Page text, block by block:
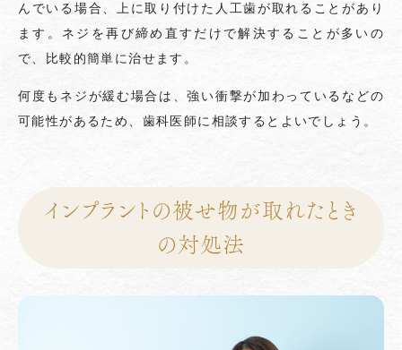
んでいる場合、上に取り付けた人工歯が取れることがあり
ます。ネジを再び締め直すだけで解決することが多いの
で、比較的簡単に治せます。
何度もネジが緩む場合は、強い衝撃が加わっているなどの
可能性があるため、歯科医師に相談するとよいでしょう。
インプラントの被せ物が取れたとき
の対処法